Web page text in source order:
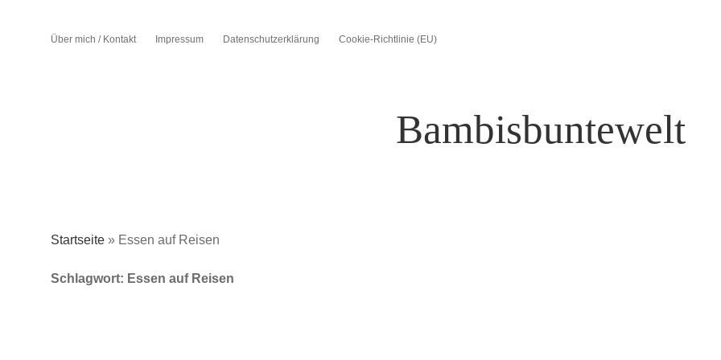
Über mich / Kontakt Impressum Datenschutzerklärung Cookie-Richtlinie (EU)
Bambisbuntewelt
Startseite » Essen auf Reisen
Schlagwort: Essen auf Reisen